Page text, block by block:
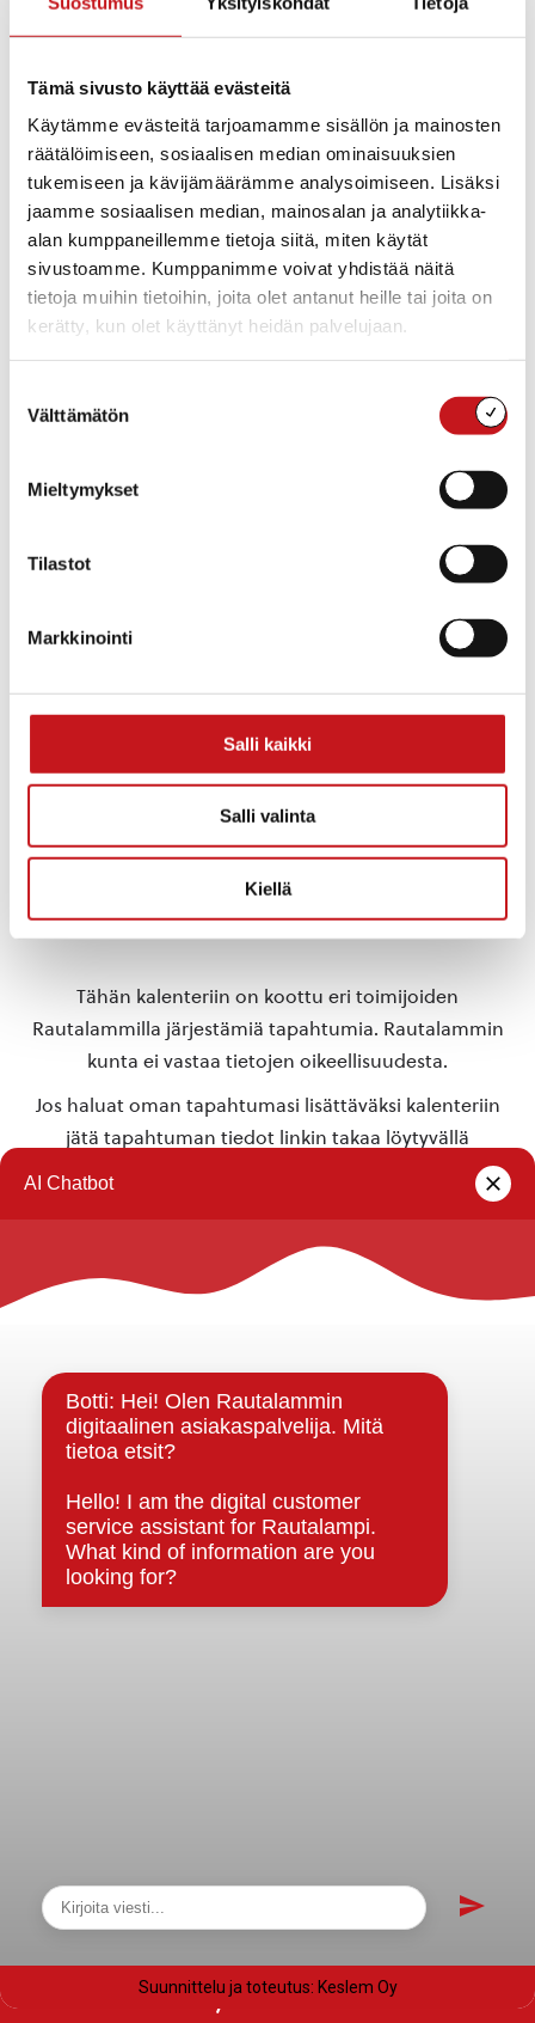
Tämä sivusto käyttää evästeitä
Käytämme evästeitä tarjoamamme sisällön ja mainosten
räätälöimiseen, sosiaalisen median ominaisuuksien
tukemiseen ja kävijämäärämme analysoimiseen. Lisäksi
jaamme sosiaalisen median, mainosalan ja analytiikka-
alan kumppaneillemme tietoja siitä, miten käytät
sivustoamme. Kumppanimme voivat yhdistää näitä
tietoja muihin tietoihin, joita olet antanut heille tai joita on
kerätty, kun olet käyttänyt heidän palvelujaan.
valinta
Välttämätön
Mieltymykset
Tilastot
Markkinointi
Salli kaikki
Salli valinta
Kiellä
Lisää kalenteriin
Päivämäärä:
torstai 9.4.2026
08:00 - 17:00
TAPAHTUMAPAIKKA
Rautalampi, Pohjois-Savo 77700 Suomi + Google Map
«Mikael
Hankintakoulutus
Rautalammin kunnanvirastolla
13.4.2026 klo 18.00
Tähän kalenteriin on koottu eri toimijoiden
Rautalammilla järjestämiä tapahtumia. Rautalammin
kunta ei vastaa tietojen oikeellisuudesta.
Jos haluat oman tapahtumasi lisättäväksi kalenteriin
jätä tapahtuman tiedot linkin takaa löytyvällä
Rautalammin kunta
Strategiat, ohjelmat, ohjeet, suunnitelmat, säännöt ja
sopimukset
Asiakirjajulkisuuskuvaus
Evästeet
Saavutettavuusseloste
Tietosuoja
Tietosuojaselosteet
Näytä sivukartta